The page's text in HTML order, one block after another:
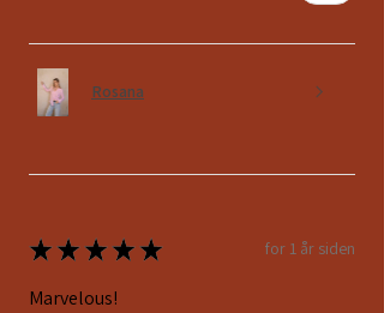
Rosana
★★★★★ for 1 år siden
Marvelous!